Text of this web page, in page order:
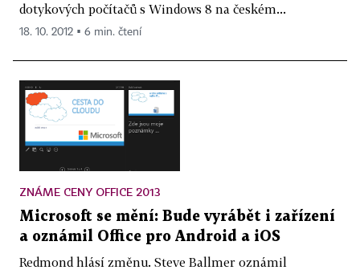
dotykových počítačů s Windows 8 na českém...
18. 10. 2012 ▪ 6 min. čtení
ZNÁME CENY OFFICE 2013
Microsoft se mění: Bude vyrábět i zařízení
a oznámil Office pro Android a iOS
Redmond hlásí změnu. Steve Ballmer oznámil